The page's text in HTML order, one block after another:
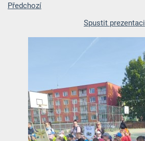
Předchozí
Spustit prezentaci